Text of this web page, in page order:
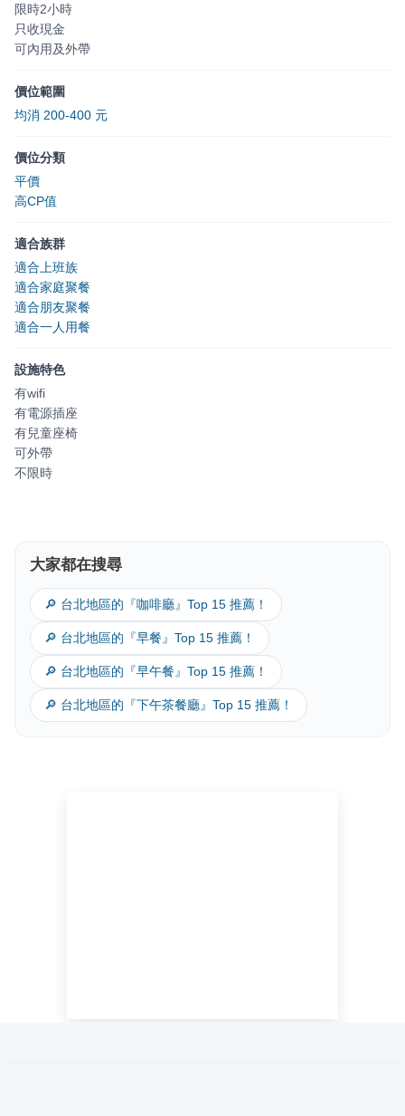
限時2小時
只收現金
可內用及外帶
價位範圍
均消 200-400 元
價位分類
平價
高CP值
適合族群
適合上班族
適合家庭聚餐
適合朋友聚餐
適合一人用餐
設施特色
有wifi
有電源插座
有兒童座椅
可外帶
不限時
大家都在搜尋
🔎 台北地區的『咖啡廳』Top 15 推薦！
🔎 台北地區的『早餐』Top 15 推薦！
🔎 台北地區的『早午餐』Top 15 推薦！
🔎 台北地區的『下午茶餐廳』Top 15 推薦！